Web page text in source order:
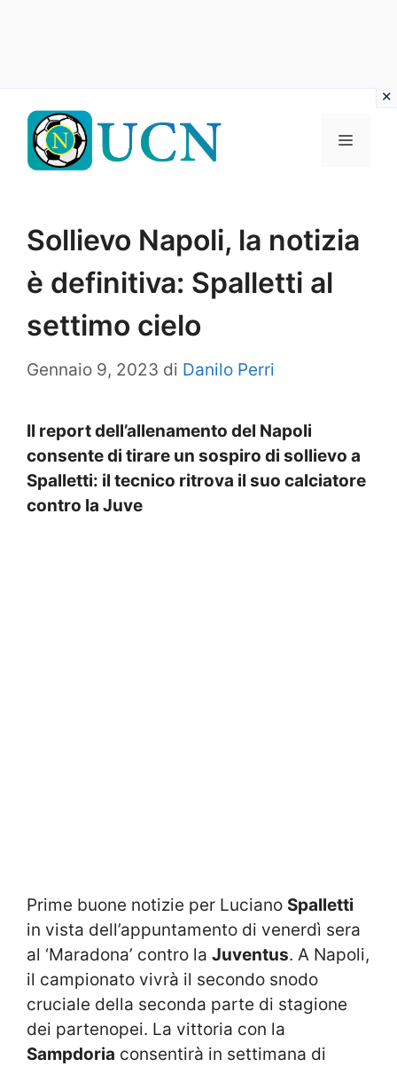
contenuto
Menu
Sollievo Napoli, la notizia
è definitiva: Spalletti al
settimo cielo
Gennaio 9, 2023 di Danilo Perri
Il report dell’allenamento del Napoli
consente di tirare un sospiro di sollievo a
Spalletti: il tecnico ritrova il suo calciatore
contro la Juve
Prime buone notizie per Luciano Spalletti
in vista dell’appuntamento di venerdì sera
al ‘Maradona’ contro la Juventus. A Napoli,
il campionato vivrà il secondo snodo
cruciale della seconda parte di stagione
dei partenopei. La vittoria con la
Sampdoria consentirà in settimana di